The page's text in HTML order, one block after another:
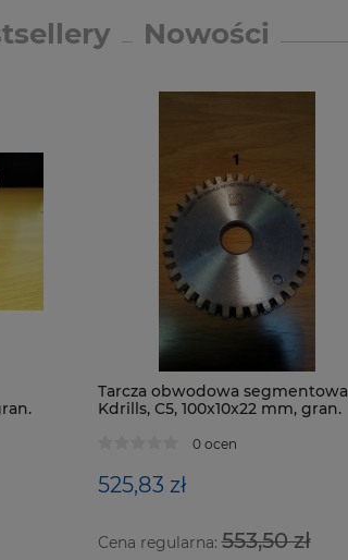
Nowości
Tarcza obwodowa segmentowa
Kdrills, C5, 100x10x22 mm, gran.
0 ocen
525,83 zł
Cena regularna:553,50 zł